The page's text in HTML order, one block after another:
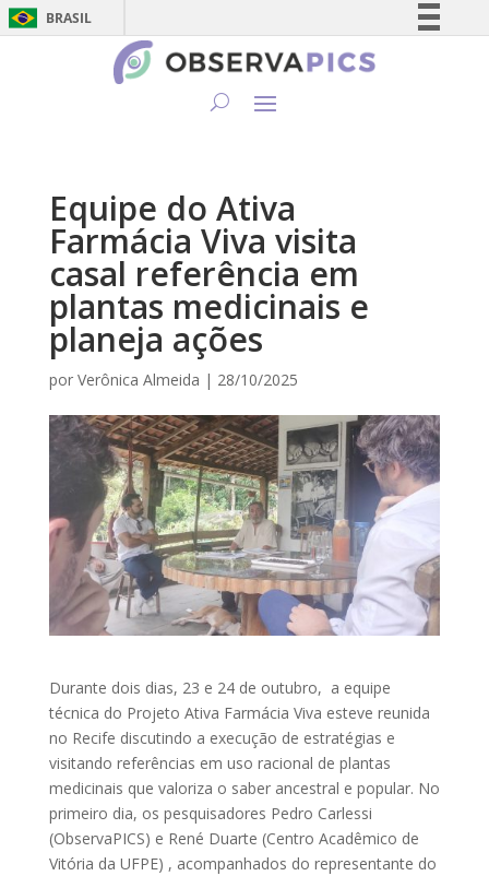
BRASIL
Simplifique!
Equipe do Ativa
Farmácia Viva visita
casal referência em
plantas medicinais e
planeja ações
por Verônica Almeida | 28/10/2025
Durante dois dias, 23 e 24 de outubro, a equipe
técnica do Projeto Ativa Farmácia Viva esteve reunida
no Recife discutindo a execução de estratégias e
visitando referências em uso racional de plantas
medicinais que valoriza o saber ancestral e popular. No
primeiro dia, os pesquisadores Pedro Carlessi
(ObservaPICS) e René Duarte (Centro Acadêmico de
Vitória da UFPE) , acompanhados do representante do